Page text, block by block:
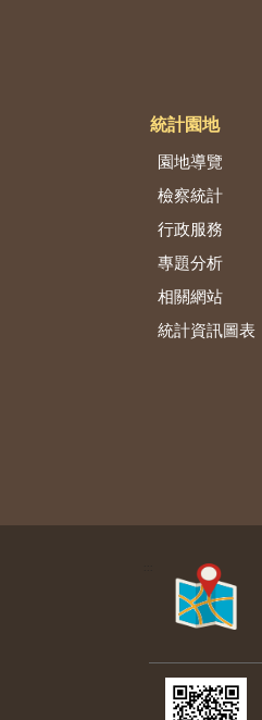
統計園地
園地導覽
檢察統計
行政服務
專題分析
相關網站
統計資訊圖表